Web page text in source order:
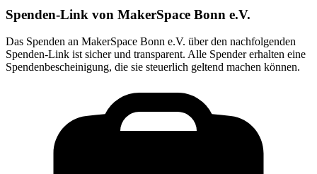
Spenden-Link von MakerSpace Bonn e.V.
Das Spenden an MakerSpace Bonn e.V. über den nachfolgenden
Spenden-Link ist sicher und transparent. Alle Spender erhalten eine
Spendenbescheinigung, die sie steuerlich geltend machen können.